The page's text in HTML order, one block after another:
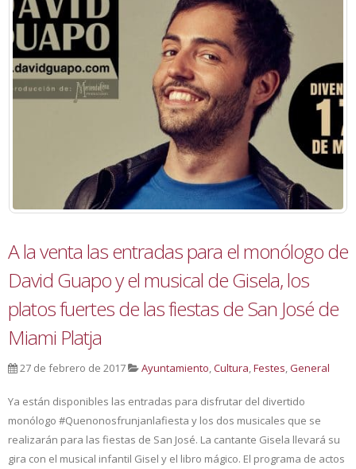
A la venta las entradas para el monólogo de
David Guapo y el musical de Gisela, los
platos fuertes de las fiestas de San José de
Miami Platja
27 de febrero de 2017 Ayuntamiento Cultura Festes General
Ya están disponibles las entradas para disfrutar del divertido
monólogo #Quenonosfrunjanlafiesta y los dos musicales que se
realizarán para las fiestas de San José. La cantante Gisela llevará su
gira con el musical infantil Gisel y el libro mágico. El programa de actos